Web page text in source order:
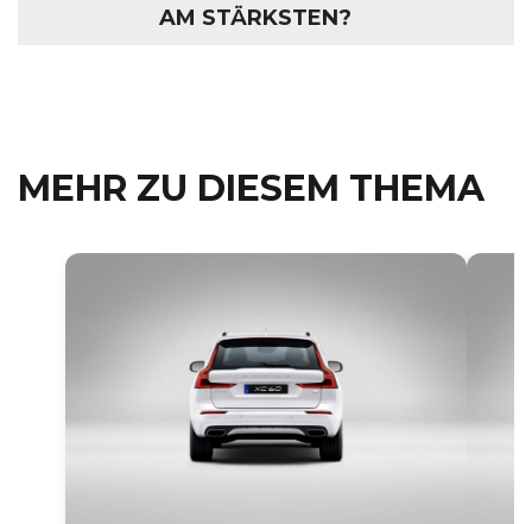
AM STÄRKSTEN?
MEHR ZU DIESEM THEMA